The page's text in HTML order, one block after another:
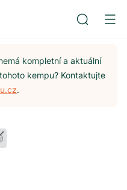
kompletní a aktuální
kempu? Kontaktujte
.